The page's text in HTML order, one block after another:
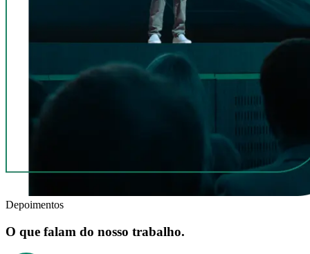
Depoimentos
O que falam do nosso trabalho.